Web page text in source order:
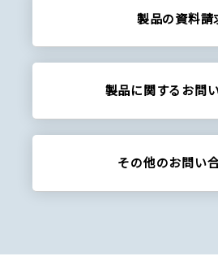
製品の資料請
製品に関するお問
その他のお問い